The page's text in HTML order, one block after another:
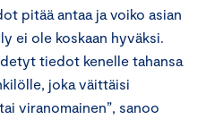
pitää antaa ja voiko asian
ei ole koskaan hyväksi.
tiedot kenelle tahansa
joka väittäisi
viranomainen”, sanoo